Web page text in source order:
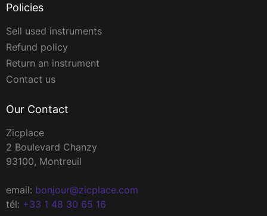
Policies
Sell used instruments
Refund policy
Return an instrument
Contact us
Our Contact
Zicplace
2 Boulevard Chanzy
93100, Montreuil
email: bonjour@zicplace.com
tél: +33 1 48 30 65 16